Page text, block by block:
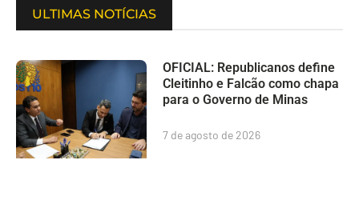
ULTIMAS NOTÍCIAS
OFICIAL: Republicanos define
Cleitinho e Falcão como chapa
para o Governo de Minas
7 de agosto de 2026